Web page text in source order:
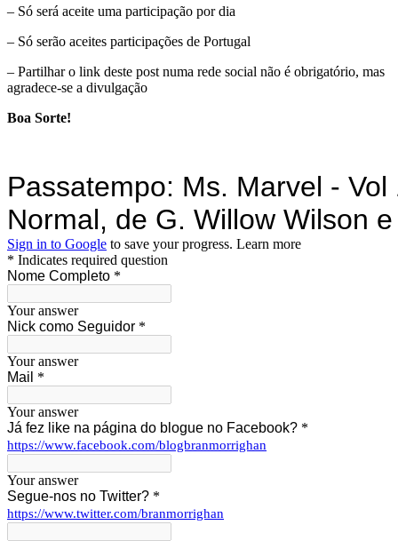
– Só será aceite uma participação por dia
– Só serão aceites participações de Portugal
– Partilhar o link deste post numa rede social não é obrigatório, mas
agradece-se a divulgação
Boa Sorte!